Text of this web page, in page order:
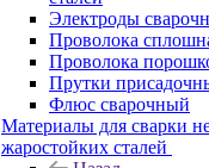
Электроды
Проволока
Проволока
Прутки
Флюс сварочный
Материалы для сварки
жаростойких сталей